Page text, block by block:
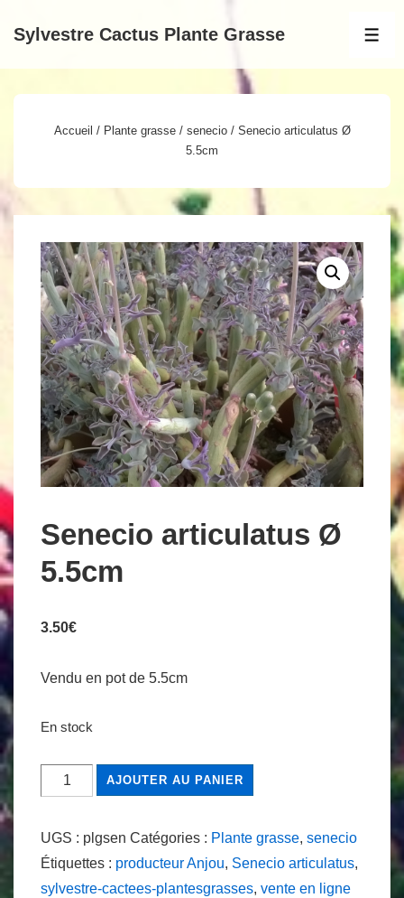
passer
Sylvestre Cactus Plante Grasse
Accueil / Plante grasse/ senecio/ Senecio articulatus Ø
5.5cm
Senecio articulatus Ø
5.5cm
3.50€
Vendu en pot de 5.5cm
En stock
quantité
de
articulatus
AJOUTER AU PANIER
UGS : plgsen Catégories : Plante grasse, senecio
Étiquettes : producteur Anjou, Senecio articulatus,
sylvestre-cactees-plantesgrasses, vente en ligne